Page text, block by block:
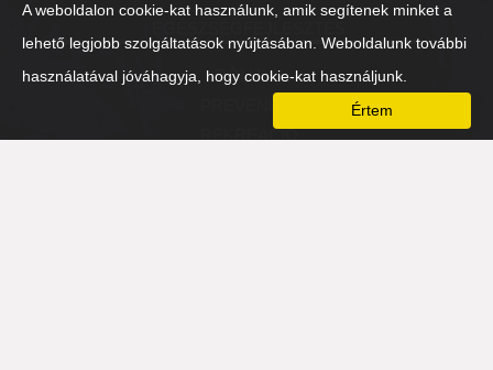
RÓLUNK
REKREÁCIÓ
A weboldalon cookie-kat használunk, amik segítenek minket a
lehető legjobb szolgáltatások nyújtásában. Weboldalunk további
használatával jóváhagyja, hogy cookie-kat használjunk.
Értem